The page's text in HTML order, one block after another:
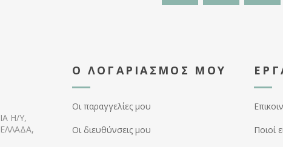
Η/Υ,
Ο ΛΟΓΑΡΙΑΣΜΌΣ ΜΟΥ
Οι παραγγελίες μου
Οι διευθύνσεις μου Ποιοί